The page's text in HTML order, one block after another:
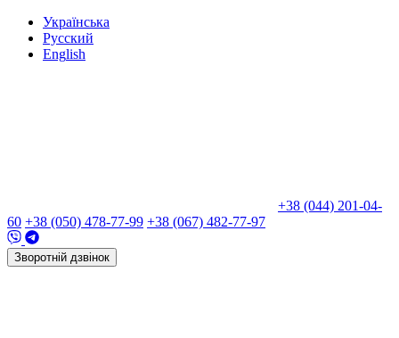
Українська
Русский
English
+38 (044) 201-04-
60 +38 (050) 478-77-99 +38 (067) 482-77-97
Зворотній дзвінок